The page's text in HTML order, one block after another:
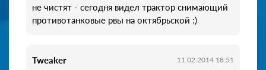
не чистят - сегодня видел трактор снимающий
противотанковые рвы на октябрьской :)
Tweaker 11.02.2014 18:51